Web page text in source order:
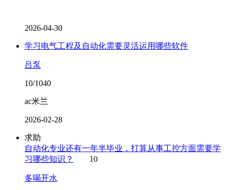
2026-04-30
学习电气工程及自动化需要灵活运用哪些软件
吕泵
10/1040
ac米兰
2026-02-28
求助
自动化专业还有一年半毕业，打算从事工控方面需要学
习哪些知识？
10
多喝开水